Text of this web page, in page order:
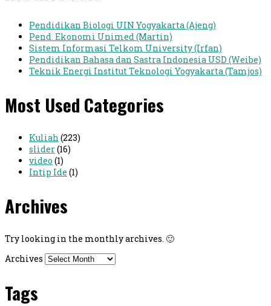
Pendidikan Biologi UIN Yogyakarta (Ajeng)
Pend. Ekonomi Unimed (Martin)
Sistem Informasi Telkom University (Irfan)
Pendidikan Bahasa dan Sastra Indonesia USD (Weibe)
Teknik Energi Institut Teknologi Yogyakarta (Tamjos)
Most Used Categories
Kuliah (223)
slider(16)
video (1)
Intip Ide (1)
Archives
Try looking in the monthly archives. 🙂
Archives
Tags